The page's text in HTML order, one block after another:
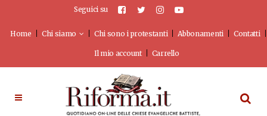
Seguici su
Home Chi siamo Chi sono i protestanti Abbonamenti Contatti
Il mio account Carrello